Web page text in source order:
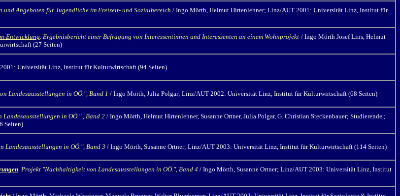
Angeboten für Jugendliche im Freizeit- und Sozialbereich / Ingo Mörth, Helmut Hirtenlehner; Linz/AUT 2001: Universität Linz, Institut für
Entwicklung. Ergebnisbericht einer Befragung von Interessentinnen und Interessenten an einem Wohnprojekt / Ingo Mörth Josef Lins, Helmut
(27 Seiten)
Universität Linz, Institut für Kulturwirtschaft (94 Seiten)
Landesausstellungen in OÖ.", Band 1 / Ingo Mörth, Julia Polgar; Linz/AUT 2002: Universität Linz, Institut für Kulturwirtschaft (68 Seiten)
in OÖ.", Band 2 / Ingo Mörth, Helmut Hirtenlehner, Susanne Ortner, Julia Polgar, G. Christian Steckenbauer; Studierende ;
Seiten)
Landesausstellungen in OÖ.", Band 3 / Ingo Mörth, Susanne Ortner; Linz/AUT 2003: Universität Linz, Institut für Kulturwirtschaft (114 Seiten)
. Projekt "Nachhaltigkeit von Landesausstellungen in OÖ.", Band 4 / Ingo Mörth, Susanne Ortner; Linz/AUT 2003: Universität Linz, Institut